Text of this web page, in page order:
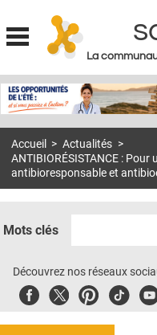
La
MON COMPTE
S'ABONNER À LA REVUE SOIN
E-REVUE SAD
THÉMA
Accueil > Actualités >
ANTIBIORÉSISTANCE :
antibioresponsable et
Mots clés
Découvrez nos réseaux
FacebookTwitterPinterest
Tiktok